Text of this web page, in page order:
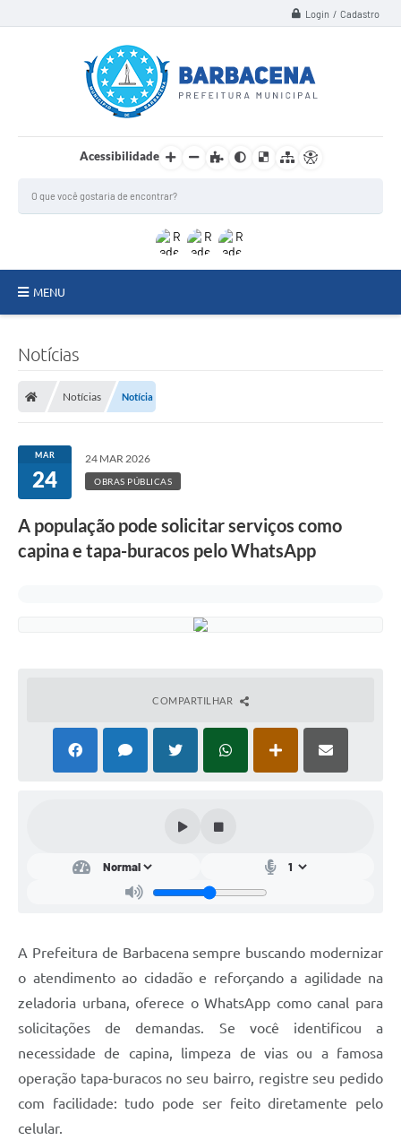
Login / Cadastro
Acessibilidade
MENU
Meio Ambiente
Ouvidoria
Serviços
PCA (Planos de Contratações Anuais)
Plano Diretor e Mobilidade Urbana
3º Jornada Empreendedora BQ
Festival Gastronômico
Emprega Barbacena
Notícias
Notícias Notícia
MAR
24
24 MAR 2026
OBRAS PÚBLICAS
A população pode solicitar serviços como
capina e tapa-buracos pelo WhatsApp
COMPARTILHAR
A Prefeitura de Barbacena sempre buscando modernizar
o atendimento ao cidadão e reforçando a agilidade na
zeladoria urbana, oferece o WhatsApp como canal para
solicitações de demandas. Se você identificou a
necessidade de capina, limpeza de vias ou a famosa
operação tapa-buracos no seu bairro, registre seu pedido
com facilidade: tudo pode ser feito diretamente pelo
celular.